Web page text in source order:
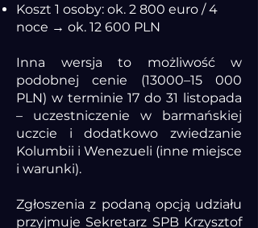
Koszt 1 osoby: ok. 2 800 euro / 4
noce → ok. 12 600 PLN
Inna wersja to możliwość w
podobnej cenie (13000–15 000
PLN) w terminie 17 do 31 listopada
– uczestniczenie w barmańskiej
uczcie i dodatkowo zwiedzanie
Kolumbii i Wenezueli (inne miejsce
i warunki).
Zgłoszenia z podaną opcją udziału
przyjmuje Sekretarz SPB Krzysztof